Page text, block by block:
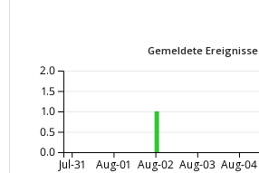
Gemeldete Ereignisse
Jul-31 Aug-01 Aug-02 Aug-03 Aug-04
0.0
0.5
1.0
1.5
2.0